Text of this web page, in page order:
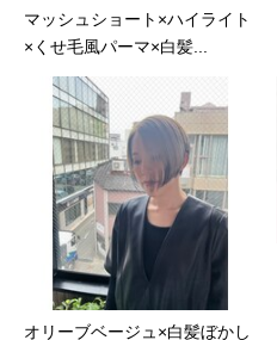
マッシュショート×ハイライト
×くせ毛風パーマ×白髪...
オリーブベージュ×白髪ぼかし